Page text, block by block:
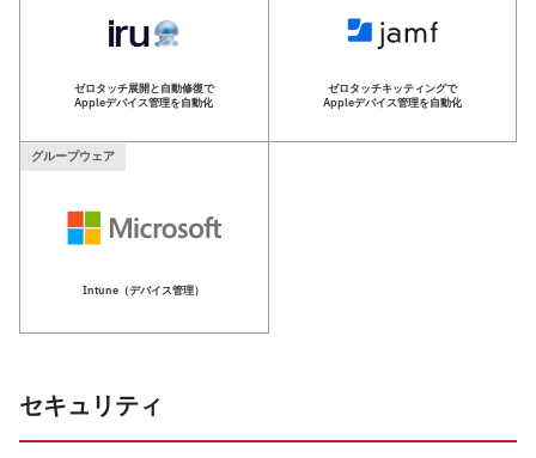
ゼロタッチ展開と自動修復で
Appleデバイス管理を自動化
ゼロタッチキッティングで
Appleデバイス管理を自動化
グループウェア
Intune（デバイス管理）
セキュリティ